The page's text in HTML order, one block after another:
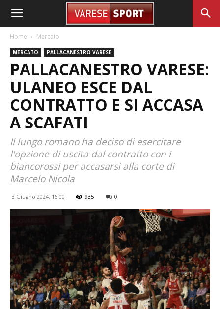
Home Mercato
MERCATO PALLACANESTRO VARESE
PALLACANESTRO VARESE:
ULANEO ESCE DAL
CONTRATTO E SI ACCASA
A SCAFATI
Il lungo romano ha deciso di esercitare
l'opzione di uscita dal contratto con i
biancorossi per accasarsi alla corte di
Marcelo Nicola
3 Giugno 2024, 16:00 935 0